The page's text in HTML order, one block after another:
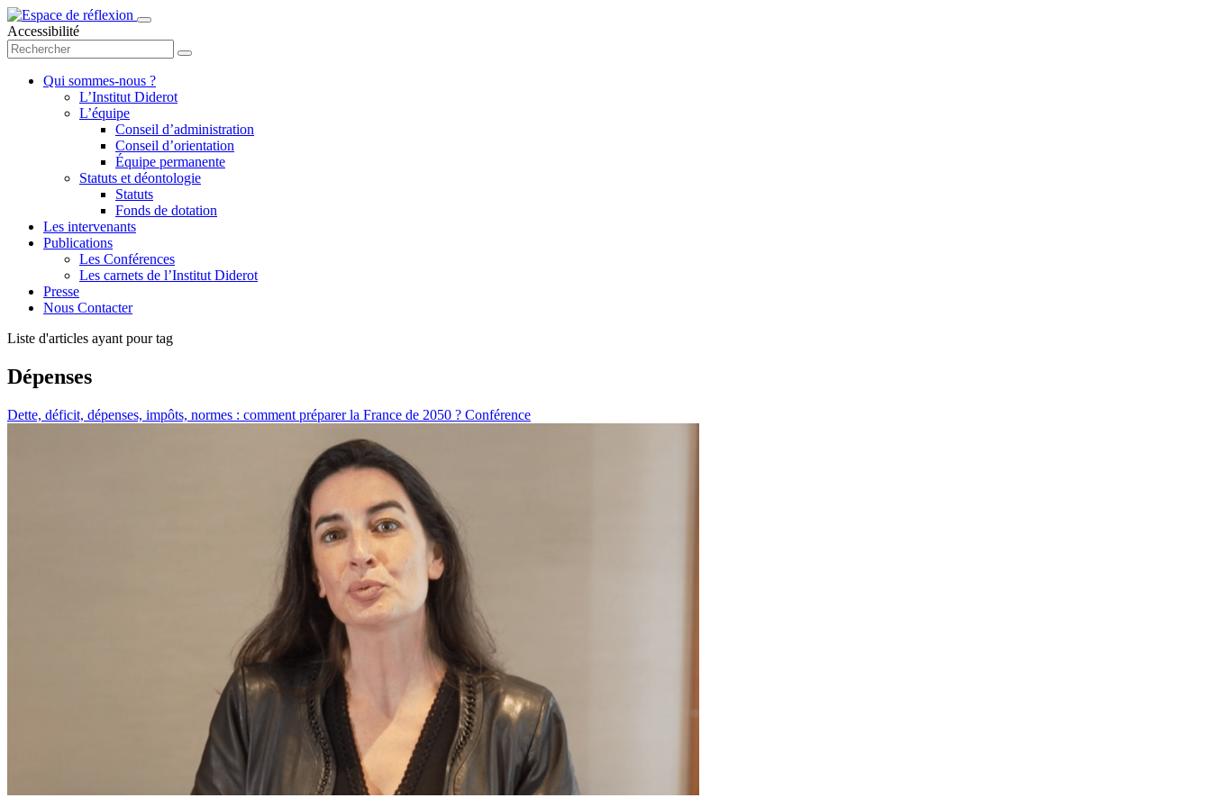
Accessibilité
Qui sommes-nous ?
L’Institut Diderot
L’équipe
Conseil d’administration
Conseil d’orientation
Équipe permanente
Statuts et déontologie
Statuts
Fonds de dotation
Les intervenants
Publications
Les Conférences
Les carnets de l’Institut Diderot
Presse
Nous Contacter
Liste d'articles ayant pour tag
Dépenses
Dette, déficit, dépenses, impôts, normes : comment préparer la France de 2050 ? Conférence